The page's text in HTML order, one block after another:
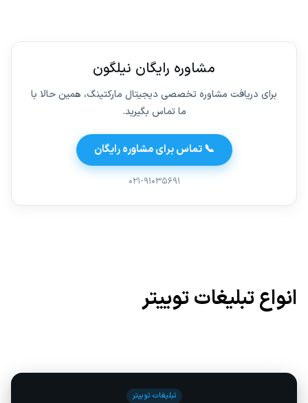
مشاوره رایگان نیلگون
برای دریافت مشاوره تخصصی دیجیتال مارکتینگ، همین حالا با
ما تماس بگیرید.
📞 تماس برای مشاوره رایگان
۰۲۱-۹۱۰۳۵۶۹۱
انواع تبلیغات توییتر
تبلیغات توییتر